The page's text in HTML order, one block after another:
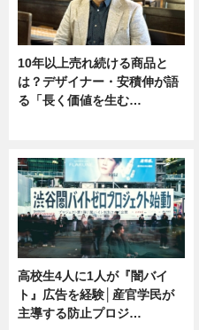
10年以上売れ続ける商品と
は？デザイナー・安積伸が語
る「長く価値を生む…
高校生4人に1人が『闇バイ
ト』広告を経験│産官学民が
主導する防止プロジ…